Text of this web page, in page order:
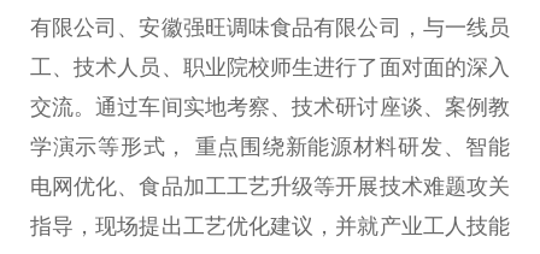
有限公司、安徽强旺调味食品有限公司，与一线员
工、技术人员、职业院校师生进行了面对面的深入
交流。通过车间实地考察、技术研讨座谈、案例教
学演示等形式， 重点围绕新能源材料研发、智能
电网优化、食品加工工艺升级等开展技术难题攻关
指导，现场提出工艺优化建议，并就产业工人技能